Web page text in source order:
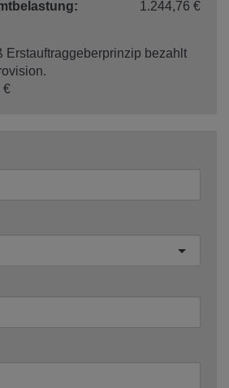
1.244,76 €
Erstauftraggeberprinzip bezahlt
€